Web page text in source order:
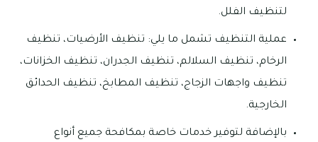
لتنظيف الفلل.
عملية التنظيف تشمل ما يلي: تنظيف الأرضيات، تنظيف
الرخام، تنظيف السلالم، تنظيف الجدران، تنظيف الخزانات،
تنظيف واجهات الزجاج، تنظيف المطابخ، تنظيف الحدائق
الخارجية.
بالإضافة لتوفير خدمات خاصة بمكافحة جميع أنواع